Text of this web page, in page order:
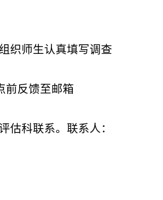
织师生认真填写调查
前反馈至邮箱
估科联系。联系人：